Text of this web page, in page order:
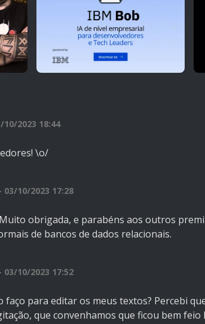
2023 18:44
\o/
10/2023 17:28
obrigada, e parabéns aos outros
de bancos de dados relacionais.
10/2023 17:52
faço para editar os meus textos? Percebi
que convenhamos que ficou bem feio